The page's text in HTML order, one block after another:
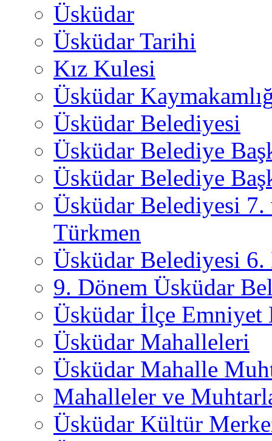
Üsküdar
Üsküdar Tarihi
Kız Kulesi
Üsküdar
Üsküdar Belediyesi
Üsküdar Belediye
Üsküdar Belediye
Üsküdar Belediyesi
Türkmen
Üsküdar Belediyesi 6.
9. Dönem Üsküdar
Üsküdar İlçe
Üsküdar Mahalleleri
Üsküdar Mahalle
Mahalleler ve
Üsküdar Kültür